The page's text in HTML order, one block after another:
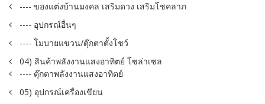
---- ของแต่งบ้านมงคล เสริมดวง เสริมโชคลาภ
---- อุปกรณ์อื่นๆ
---- โมบายแขวน/ตุ๊กตาตั้งโชว์
04) สินค้าพลังงานแสงอาทิตย์ โซล่าเซล
---- ตุ๊กตาพลังงานแสงอาทิตย์
05) อุปกรณ์เครื่องเขียน